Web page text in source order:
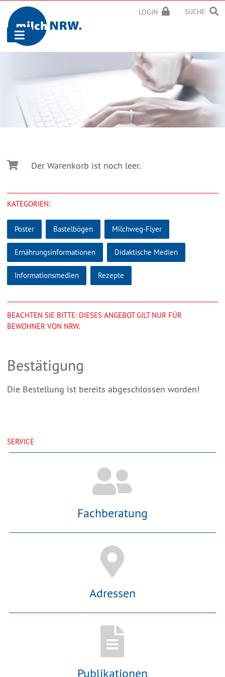
LOGIN SUCHE
Navigation
ein-/ausblenden
Der Warenkorb ist noch leer.
KATEGORIEN:
Poster Bastelbögen Milchweg-Flyer
Ernährungsinformationen Didaktische Medien
Informationsmedien Rezepte
BEACHTEN SIE BITTE: DIESES ANGEBOT GILT NUR FÜR
BEWOHNER VON NRW.
Bestätigung
Die Bestellung ist bereits abgeschlossen worden!
SERVICE
Fachberatung
Adressen
Publikationen